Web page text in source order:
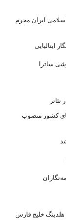
ایران مجرم
ایتالیایی
ساترا
کشور منصوب
خلیج فارس